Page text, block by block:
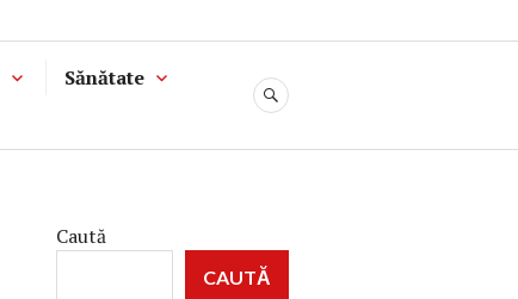
Sănătate
CĂUTARE
Caută
CAUTĂ